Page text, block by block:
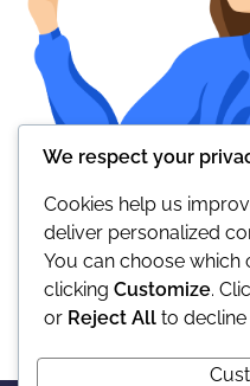
We respect your
Cookies help us
deliver personalized
You can choose
clicking Customize.
or Reject All to